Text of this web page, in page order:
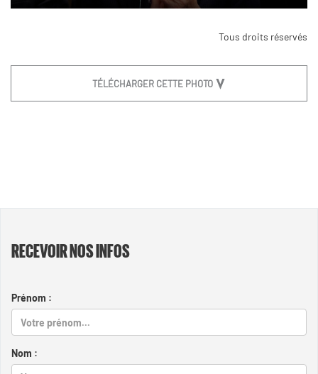
Tous droits réservés
TÉLÉCHARGER CETTE PHOTO
RECEVOIR NOS INFOS
Prénom :
Nom :